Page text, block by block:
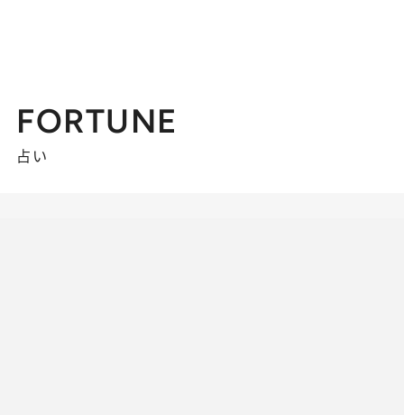
FORTUNE
占い